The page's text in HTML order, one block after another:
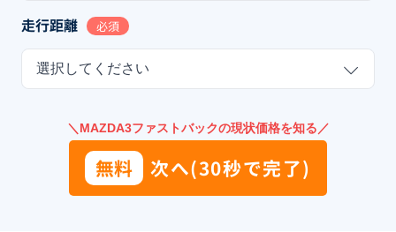
走行距離 必須
選択してください
＼MAZDA3ファストバックの現状価格を知る／
無料 次へ(30秒で完了)